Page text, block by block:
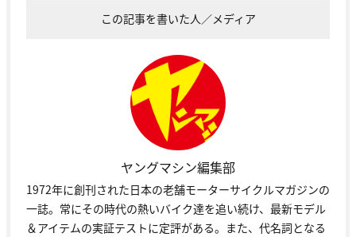
この記事を書いた人／メディア
ヤングマシン編集部
1972年に創刊された日本の老舗モーターサイクルマガジンの
一誌。常にその時代の熱いバイク達を追い続け、最新モデル
＆アイテムの実証テストに定評がある。また、代名詞となる